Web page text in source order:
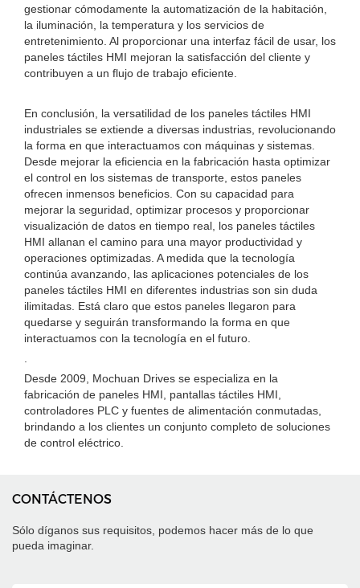
gestionar cómodamente la automatización de la habitación,
la iluminación, la temperatura y los servicios de
entretenimiento. Al proporcionar una interfaz fácil de usar, los
paneles táctiles HMI mejoran la satisfacción del cliente y
contribuyen a un flujo de trabajo eficiente.
En conclusión, la versatilidad de los paneles táctiles HMI
industriales se extiende a diversas industrias, revolucionando
la forma en que interactuamos con máquinas y sistemas.
Desde mejorar la eficiencia en la fabricación hasta optimizar
el control en los sistemas de transporte, estos paneles
ofrecen inmensos beneficios. Con su capacidad para
mejorar la seguridad, optimizar procesos y proporcionar
visualización de datos en tiempo real, los paneles táctiles
HMI allanan el camino para una mayor productividad y
operaciones optimizadas. A medida que la tecnología
continúa avanzando, las aplicaciones potenciales de los
paneles táctiles HMI en diferentes industrias son sin duda
ilimitadas. Está claro que estos paneles llegaron para
quedarse y seguirán transformando la forma en que
interactuamos con la tecnología en el futuro.
Desde 2009, Mochuan Drives se especializa en la
fabricación de paneles HMI, pantallas táctiles HMI,
controladores PLC y fuentes de alimentación conmutadas,
brindando a los clientes un conjunto completo de soluciones
de control eléctrico.
CONTÁCTENOS
Sólo díganos sus requisitos, podemos hacer más de lo que
pueda imaginar.